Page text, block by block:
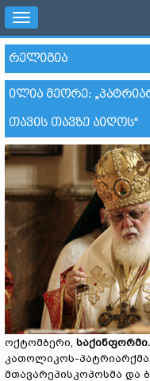
Toggle
navigation
ᲠᲔᲚᲘᲒᲘᲐ
ᲘᲚᲘᲐ ᲛᲔᲝᲠᲔ:
ᲗᲐᲕᲘᲡ ᲗᲐᲕᲖᲔ ᲐᲘᲦᲝᲡ“
ოქტომბერი, საქინფორმი.
კათოლიკოს-
მთავარეპისკოპოსმა და